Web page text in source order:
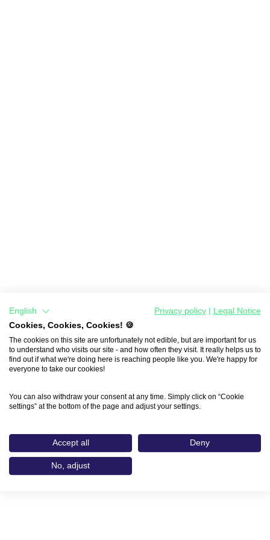
English Privacy policy
Legal Notice
Cookies, Cookies, Cookies! 🍪
The cookies on this site are unfortunately not edible, but are important for us
to understand who visits our site - and how often they visit. It really helps us to
find out if what we're doing here is reaching people like you. We're happy for
everyone to take our cookies!
You can also withdraw your consent at any time. Simply click on “Cookie
settings” at the bottom of the page and adjust your settings.
Accept all Deny
No, adjust